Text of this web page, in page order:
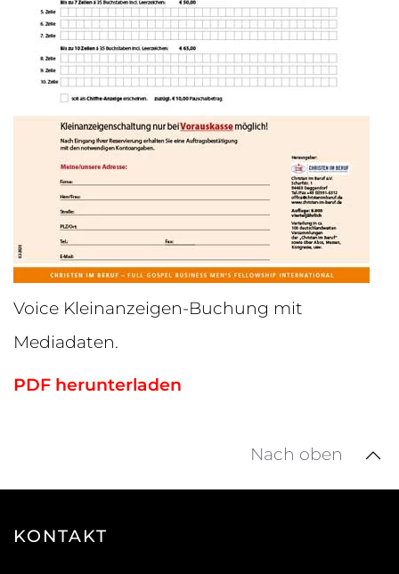
Voice Kleinanzeigen-Buchung mit
Mediadaten.
PDF herunterladen
Nach oben
KONTAKT